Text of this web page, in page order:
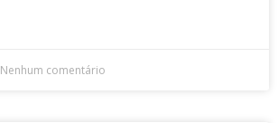
Nenhum comentário